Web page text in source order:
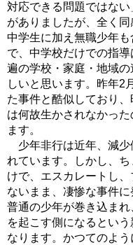
対応できる問題ではな
がありましたが、全く
中学生に加え無職少年も
で、中学校だけでの指
遍の学校・家庭・地域
しいと思います。昨年2
た事件と酷似しており、
は何故生かされなかっ
ます。
少年非行は近年、減少
れています。しかし、
けで、エスカレートし
ないまま、凄惨な事件
普通の少年が巻き込ま
を起こす側になるとい
なります。かつてのよ